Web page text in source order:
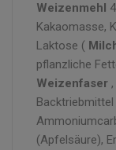
Weizenmehl
Kakaomasse,
Laktose (
pflanzliche
Weizenfaser
(Apfelsäure),